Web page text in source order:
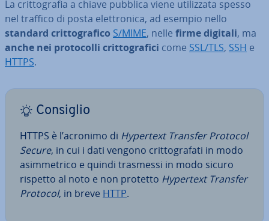
La crit­to­gra­fia a chiave pubblica viene uti­liz­za­ta spesso
nel traffico di posta elet­tro­ni­ca, ad esempio nello
standard crit­to­gra­fi­co S/MIME, nelle firme digitali, ma
anche nei pro­to­col­li crit­to­gra­fi­ci come SSL/TLS, SSH e
HTTPS.
Consiglio
HTTPS è l’acronimo di Hypertext Transfer Protocol
Secure, in cui i dati vengono crit­to­gra­fa­ti in modo
asim­me­tri­co e quindi trasmessi in modo sicuro
rispetto al noto e non protetto Hypertext Transfer
Protocol, in breve HTTP.